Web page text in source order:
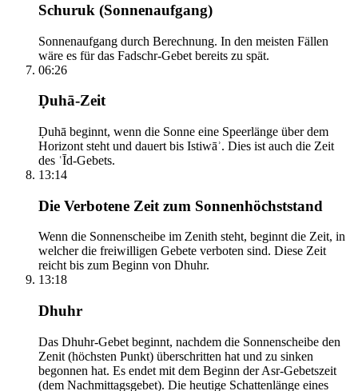
Schuruk (Sonnenaufgang)
Sonnenaufgang durch Berechnung. In den meisten Fällen
wäre es für das Fadschr-Gebet bereits zu spät.
06:26
Ḍuhā-Zeit
Ḍuhā beginnt, wenn die Sonne eine Speerlänge über dem
Horizont steht und dauert bis Istiwāʾ. Dies ist auch die Zeit
des ʿĪd-Gebets.
13:14
Die Verbotene Zeit zum Sonnenhöchststand
Wenn die Sonnenscheibe im Zenith steht, beginnt die Zeit, in
welcher die freiwilligen Gebete verboten sind. Diese Zeit
reicht bis zum Beginn von Dhuhr.
13:18
Dhuhr
Das Dhuhr-Gebet beginnt, nachdem die Sonnenscheibe den
Zenit (höchsten Punkt) überschritten hat und zu sinken
begonnen hat. Es endet mit dem Beginn der Asr-Gebetszeit
(dem Nachmittagsgebet). Die heutige Schattenlänge eines